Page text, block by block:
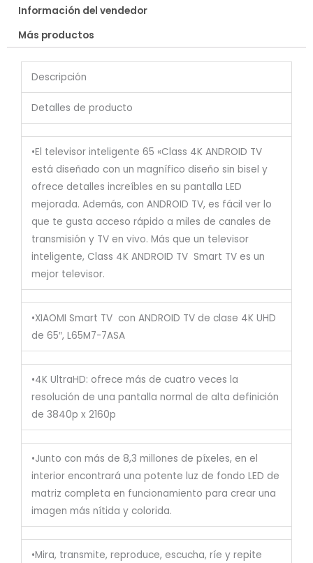
Información del vendedor
Más productos
Descripción
Detalles de producto
•El televisor inteligente 65 «Class 4K ANDROID TV
está diseñado con un magnífico diseño sin bisel y
ofrece detalles increíbles en su pantalla LED
mejorada. Además, con ANDROID TV, es fácil ver lo
que te gusta acceso rápido a miles de canales de
transmisión y TV en vivo. Más que un televisor
inteligente, Class 4K ANDROID TV Smart TV es un
mejor televisor.
•XIAOMI Smart TV con ANDROID TV de clase 4K UHD
de 65″, L65M7-7ASA
•4K UltraHD: ofrece más de cuatro veces la
resolución de una pantalla normal de alta definición
de 3840p x 2160p
•Junto con más de 8,3 millones de píxeles, en el
interior encontrará una potente luz de fondo LED de
matriz completa en funcionamiento para crear una
imagen más nítida y colorida.
•Mira, transmite, reproduce, escucha, ríe y repite